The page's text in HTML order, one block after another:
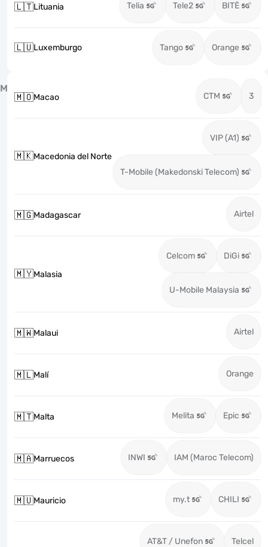
🇱🇹Lituania Telia Tele2 BITĖ
🇱🇺Luxemburgo Tango Orange
M
🇲🇴Macao CTM 3
🇲🇰Macedonia del Norte
VIP (A1)
T-Mobile (Makedonski Telecom)
🇲🇬Madagascar Airtel
🇲🇾Malasia
Celcom DiGi
U-Mobile Malaysia
🇲🇼Malaui Airtel
🇲🇱Malí Orange
🇲🇹Malta Melita Epic
🇲🇦Marruecos INWI IAM (Maroc Telecom)
🇲🇺Mauricio my.t CHILI
AT&T / Unefon Telcel